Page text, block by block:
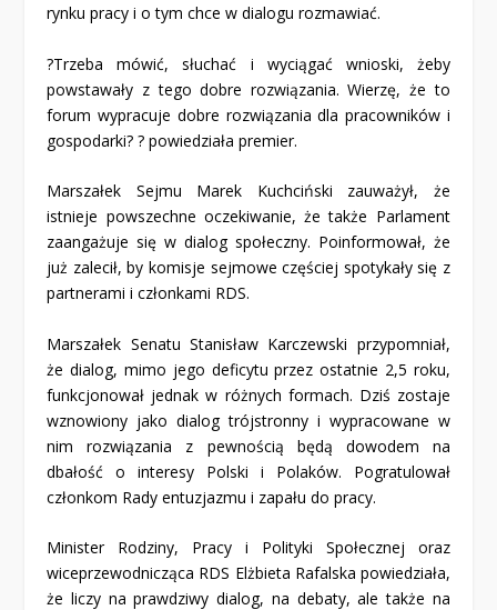
rynku pracy i o tym chce w dialogu rozmawiać.
?Trzeba mówić, słuchać i wyciągać wnioski, żeby
powstawały z tego dobre rozwiązania. Wierzę, że to
forum wypracuje dobre rozwiązania dla pracowników i
gospodarki? ? powiedziała premier.
Marszałek Sejmu Marek Kuchciński zauważył, że
istnieje powszechne oczekiwanie, że także Parlament
zaangażuje się w dialog społeczny. Poinformował, że
już zalecił, by komisje sejmowe częściej spotykały się z
partnerami i członkami RDS.
Marszałek Senatu Stanisław Karczewski przypomniał,
że dialog, mimo jego deficytu przez ostatnie 2,5 roku,
funkcjonował jednak w różnych formach. Dziś zostaje
wznowiony jako dialog trójstronny i wypracowane w
nim rozwiązania z pewnością będą dowodem na
dbałość o interesy Polski i Polaków. Pogratulował
członkom Rady entuzjazmu i zapału do pracy.
Minister Rodziny, Pracy i Polityki Społecznej oraz
wiceprzewodnicząca RDS Elżbieta Rafalska powiedziała,
że liczy na prawdziwy dialog, na debaty, ale także na